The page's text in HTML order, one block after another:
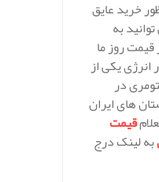
خرید عایق
به
قیمت روز ما
یکی از
در
های ایران
قیمت
به لینک درج